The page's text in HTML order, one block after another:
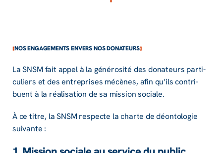
NOS ENGAGEMENTS ENVERS NOS DONATEURS
La SNSM fait appel à la géné­ro­sité des dona­teurs parti­
cu­liers et des entre­prises mécènes, afin qu’ils contri­
buent à la réali­sa­tion de sa mission sociale.
À ce titre, la SNSM respecte la charte de déon­to­lo­gie
suivante :